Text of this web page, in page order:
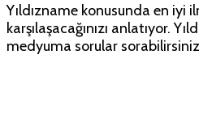
Yıldızname konusunda en iyi
karşılaşacağınızı anlatıyor.
medyuma sorular